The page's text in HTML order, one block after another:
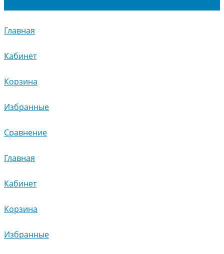
Главная
Кабинет
Корзина
Избранные
Сравнение
Главная
Кабинет
Корзина
Избранные